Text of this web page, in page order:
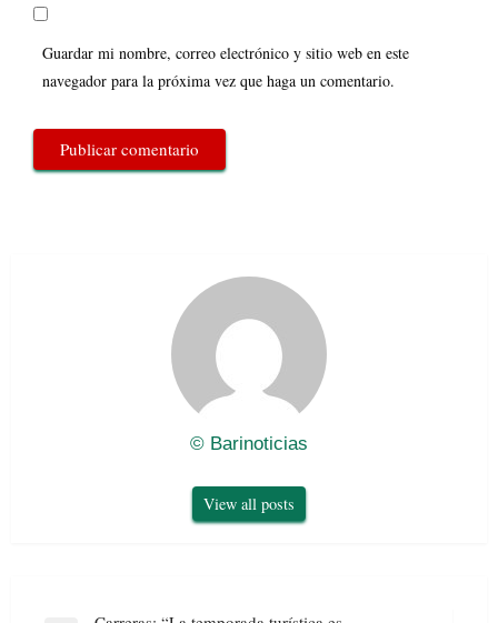
Guardar mi nombre, correo electrónico y sitio web en este
navegador para la próxima vez que haga un comentario.
© Barinoticias
View all posts